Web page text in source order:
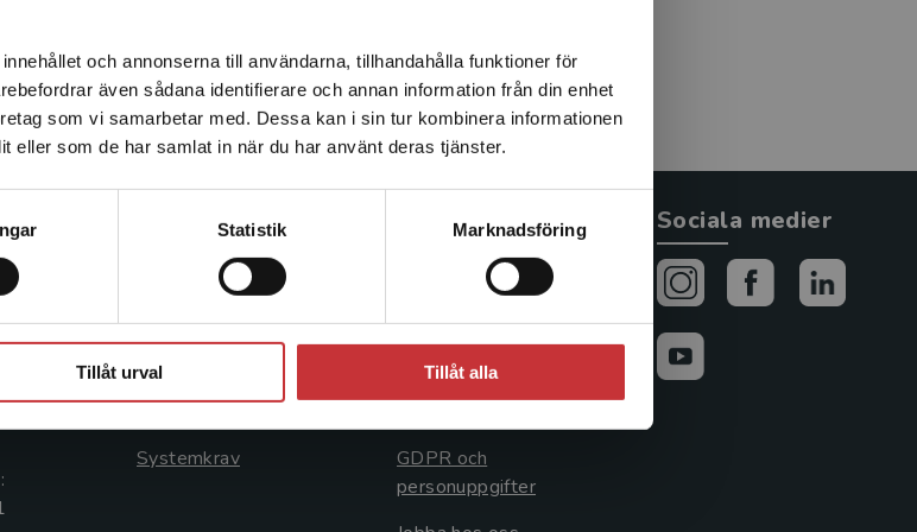
och annonserna till användarna, tillhandahålla funktioner för
även sådana identifierare och annan information från din enhet
som vi samarbetar med. Dessa kan i sin tur kombinera informationen
eller som de har samlat in när du har använt deras tjänster.
Statistik Marknadsföring
Tillåt urval Tillåt alla
att du besöker studentlitteratur.se via en
Vi erbjuder inte leveranser utanför
slutföra ett köp måste
vara i Sverige.Läs mer
Kundservice
Kontakta kundservice
046-31 21 00
Frågor och svar
Systemkrav
Allmänna länkar
Avtal och rättigheter
Cookies
GDPR och
personuppgifter
Sociala medier